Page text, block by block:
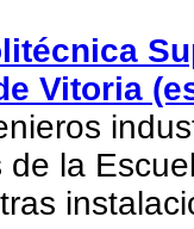
Vitoria
de la